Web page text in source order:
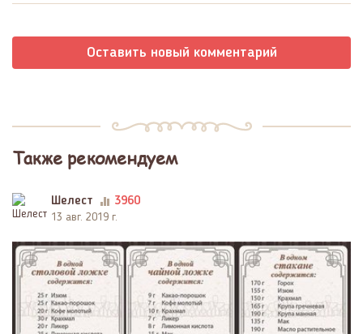
Оставить новый комментарий
Также рекомендуем
Шелест 3960
13 авг. 2019 г.